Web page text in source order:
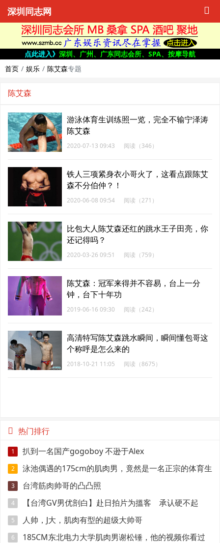
深圳同志网
点此进入》 深圳、广州、广东同志会所、SPA、按摩导航
首页
娱乐 陈艾森专题
陈艾森
游泳体育生训练照一览，完全不输宁泽涛
陈艾森
2020-07-13 09:43 阅读（346）
铁人三项紧身衣小哥火了，这看点跟陈艾
森不分伯仲？！
2020-06-08 09:54 阅读（271）
比包大人陈艾森还红的跳水王子田亮，你
还记得吗？
2020-03-26 09:51 阅读（759）
陈艾森：冠军来得并不容易，台上一分
钟，台下十年功
2019-06-16 09:30 阅读（242）
高清特写陈艾森跳水瞬间，瞬间懂包哥这
个称呼是怎么来的
2018-10-21 11:05 阅读（8675）
热门排行
1 扒到一名国产gogoboy 不逊于Alex
2 泳池偶遇的175cm的肌肉男，竟然是一名正宗的体育生
3 台湾筋肉帅哥的凸凸照
4
【台湾GV男优剖白】赴日拍片为搵客 承认硬不起
来：但我还有性欲
5 人帅，J大，肌肉有型的超级大帅哥
6
185CM东北电力大学肌肉男谢松锤，他的视频你看过